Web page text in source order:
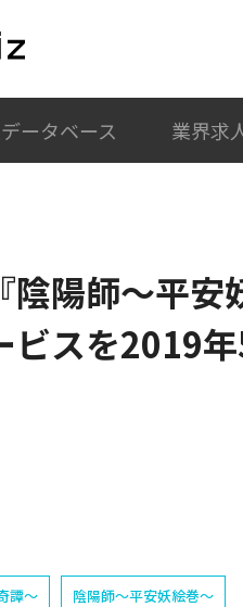
ータベース 業界求
陰陽師～平
ビスを2019
譚〜 陰陽師〜平安妖絵巻〜